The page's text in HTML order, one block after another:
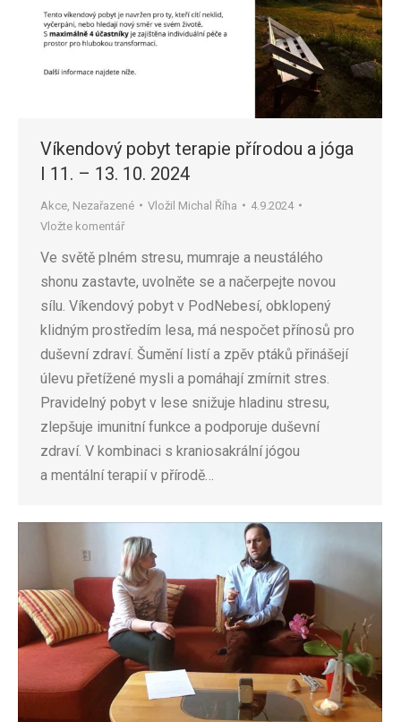
Víkendový pobyt terapie přírodou a jóga
I 11. – 13. 10. 2024
Akce Nezařazené Vložil Michal Říha
4.9.2024
Vložte komentář
Ve světě plném stresu, mumraje a neustálého
shonu zastavte, uvolněte se a načerpejte novou
sílu. Víkendový pobyt v PodNebesí, obklopený
klidným prostředím lesa, má nespočet přínosů pro
duševní zdraví. Šumění listí a zpěv ptáků přinášejí
úlevu přetížené mysli a pomáhají zmírnit stres.
Pravidelný pobyt v lese snižuje hladinu stresu,
zlepšuje imunitní funkce a podporuje duševní
zdraví. V kombinaci s kraniosakrální jógou
a mentální terapií v přírodě…